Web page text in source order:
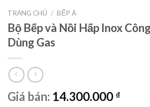
TRANG CHỦ / BẾP Á
Bộ Bếp và Nồi Hấp Inox
Dùng Gas
Giá bán: 14.300.000 ₫